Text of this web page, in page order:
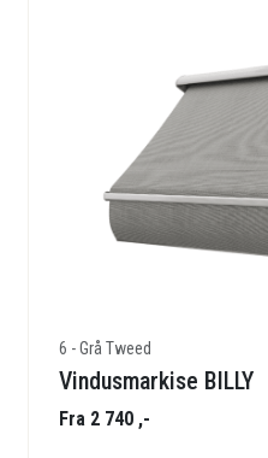
6 - Grå Tweed
Vindusmarkise BILLY
Fra 2 740 ,-